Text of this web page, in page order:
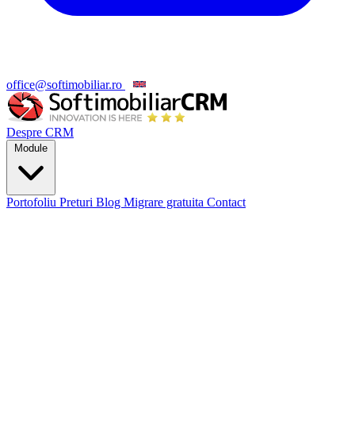
office@softimobiliar.ro
Despre CRM
Module
Portofoliu Preturi Blog Migrare gratuita Contact